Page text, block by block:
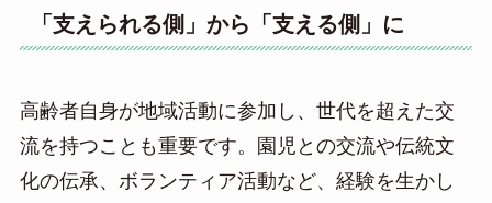
「支えられる側」から「支える側」に
高齢者自身が地域活動に参加し、世代を超えた交
流を持つことも重要です。園児との交流や伝統文
化の伝承、ボランティア活動など、経験を生かし